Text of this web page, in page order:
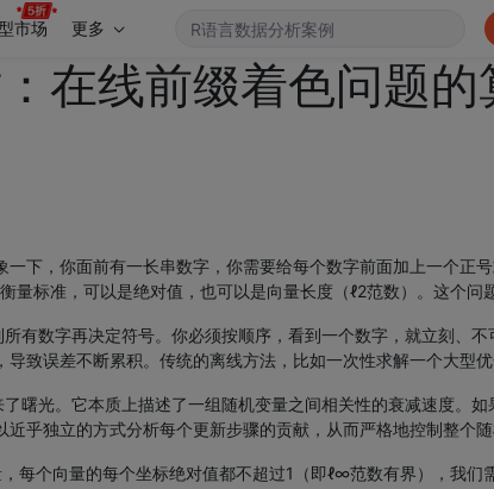
市场 更多
在线前缀着色问题
下，你面前有一长串数字，你需要给每个数字前面加上一个正
量标准，可以是绝对值，也可以是向量长度（ℓ2范数）。这个
有数字再决定符号。你必须按顺序，看到一个数字，就立刻、
致误差不断累积。传统的离线方法，比如一次性求解一个大型
曙光。它本质上描述了一组随机变量之间相关性的衰减速度。
乎独立的方式分析每个更新步骤的贡献，从而严格地控制整个
每个向量的每个坐标绝对值都不超过1（即ℓ∞范数有界），我